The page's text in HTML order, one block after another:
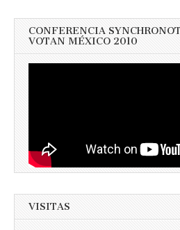
CONFERENCIA
VOTAN MÉXICO 2010
VISITAS